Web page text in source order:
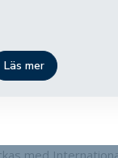
Läs mer